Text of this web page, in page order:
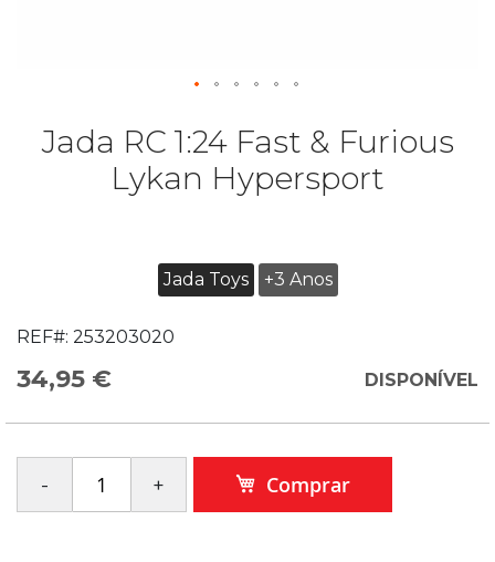
Jada RC 1:24 Fast & Furious
Lykan Hypersport
Jada Toys +3 Anos
REF#: 253203020
34,95 € DISPONÍVEL
Comprar